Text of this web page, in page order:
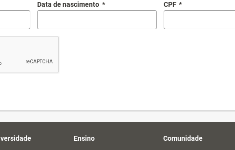
Data de nascimento * CPF *
Ensino Comunidade